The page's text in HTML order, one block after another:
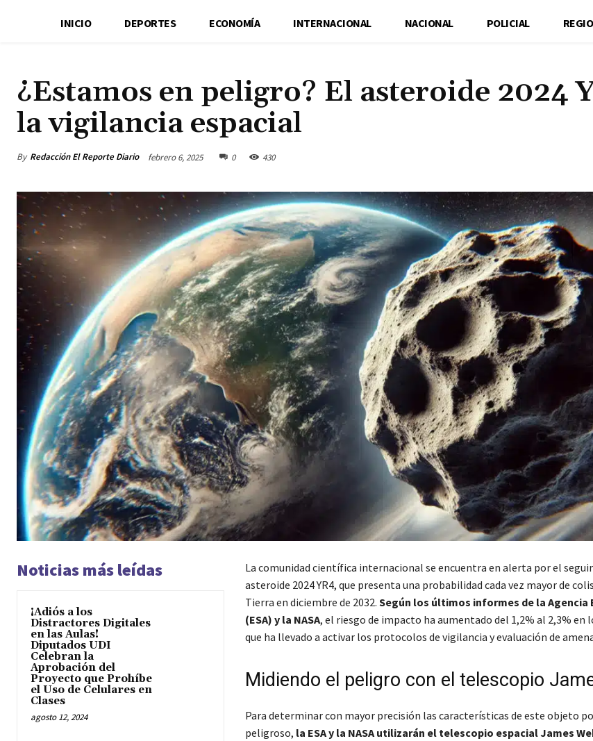
INICIO DEPORTES ECONOMÍA INTERNACIONAL NACIONAL POLICIAL
¿Estamos en peligro? El asteroide 2024
la vigilancia espacial
By Redacción El Reporte Diario febrero 6, 2025 0 430
Noticias más leídas
¡Adiós a los
Distractores Digitales
en las Aulas!
Diputados UDI
Celebran la
Aprobación del
Proyecto que Prohíbe
el Uso de Celulares en
Clases
agosto 12, 2024
La comunidad científica internacional se encuentra en alerta por el
asteroide 2024 YR4, que presenta una probabilidad cada vez mayor de
Tierra en diciembre de 2032. Según los últimos informes de la Agencia
(ESA) y la NASA, el riesgo de impacto ha aumentado del 1,2% al 2,3% en
que ha llevado a activar los protocolos de vigilancia y evaluación de
Midiendo el peligro con el telescopio
Para determinar con mayor precisión las características de este objeto
peligroso, la ESA y la NASA utilizarán el telescopio espacial James